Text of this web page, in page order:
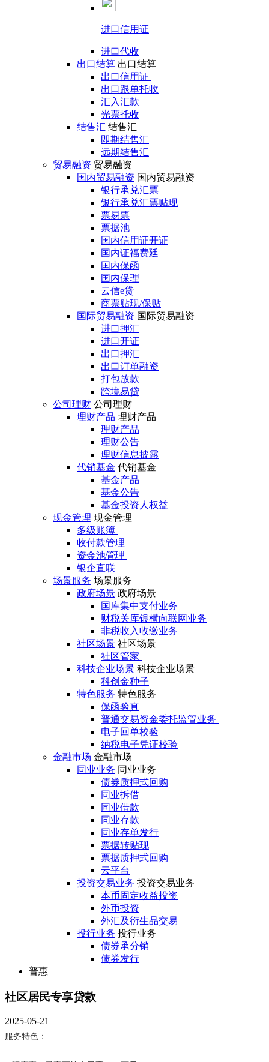
进口信用证
进口代收
出口结算 出口结算
出口信用证
出口跟单托收
汇入汇款
光票托收
结售汇 结售汇
即期结售汇
远期结售汇
贸易融资 贸易融资
国内贸易融资 国内贸易融资
银行承兑汇票
银行承兑汇票贴现
票易票
票据池
国内信用证开证
国内证福费廷
国内保函
国内保理
云信e贷
商票贴现/保贴
国际贸易融资 国际贸易融资
进口押汇
进口开证
出口押汇
出口订单融资
打包放款
跨境易贷
公司理财 公司理财
理财产品 理财产品
理财产品
理财公告
理财信息披露
代销基金 代销基金
基金产品
基金公告
基金投资人权益
现金管理 现金管理
多级账簿
收付款管理
资金池管理
银企直联
场景服务 场景服务
政府场景 政府场景
国库集中支付业务
财税关库银横向联网业务
非税收入收缴业务
社区场景 社区场景
社区管家
科技企业场景 科技企业场景
科创金种子
特色服务 特色服务
保函验真
普通交易资金委托监管业务
电子回单校验
纳税电子凭证校验
金融市场 金融市场
同业业务 同业业务
债券质押式回购
同业拆借
同业借款
同业存款
同业存单发行
票据转贴现
票据质押式回购
云平台
投资交易业务 投资交易业务
本币固定收益投资
外币投资
外汇及衍生品交易
投行业务 投行业务
债券承分销
债券发行
普惠
社区居民专享贷款
2025-05-21
服务特色：